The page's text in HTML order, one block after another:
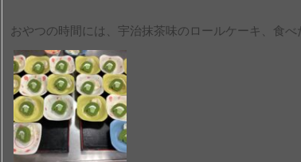
おやつの時間には、宇治抹茶味のロールケーキ、食